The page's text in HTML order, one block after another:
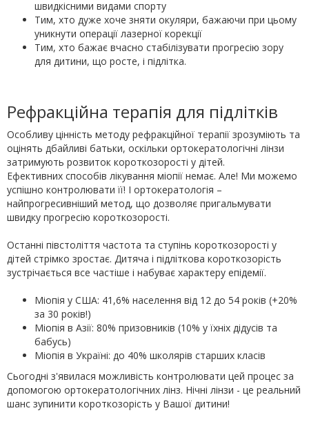
швидкісними видами спорту
Тим, хто дуже хоче зняти окуляри, бажаючи при цьому
уникнути операції лазерної корекції
Тим, хто бажає вчасно стабілізувати прогресію зору
для дитини, що росте, і підлітка.
Рефракційна терапія для підлітків
Особливу цінність методу рефракційної терапії зрозуміють та
оцінять дбайливі батьки, оскільки ортокератологічні лінзи
затримують розвиток короткозорості у дітей.
Ефективних способів лікування міопії немає. Але! Ми можемо
успішно контролювати її! І ортокератологія –
найпрогресивніший метод, що дозволяє пригальмувати
швидку прогресію короткозорості.
Останні півстоліття частота та ступінь короткозорості у
дітей стрімко зростає. Дитяча і підліткова короткозорість
зустрічається все частіше і набуває характеру епідемії.
Міопія у США: 41,6% населення від 12 до 54 років (+20%
за 30 років!)
Міопія в Азії: 80% призовників (10% у їхніх дідусів та
бабусь)
Міопія в Україні: до 40% школярів старших класів
Сьогодні з'явилася можливість контролювати цей процес за
допомогою ортокератологічних лінз. Нічні лінзи - це реальний
шанс зупинити короткозорість у Вашої дитини!